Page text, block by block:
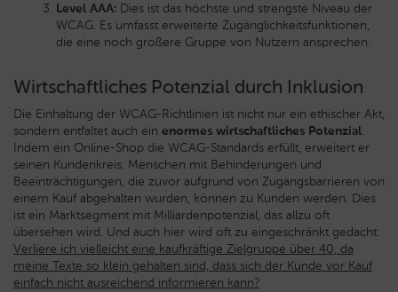
Level AAA: Dies ist das höchste und strengste Niveau der
WCAG. Es umfasst erweiterte Zugänglichkeitsfunktionen,
die eine noch größere Gruppe von Nutzern ansprechen.
Wirtschaftliches Potenzial durch Inklusion
Die Einhaltung der WCAG-Richtlinien ist nicht nur ein ethischer Akt,
sondern entfaltet auch ein enormes wirtschaftliches Potenzial.
Indem ein Online-Shop die WCAG-Standards erfüllt, erweitert er
seinen Kundenkreis. Menschen mit Behinderungen und
Beeinträchtigungen, die zuvor aufgrund von Zugangsbarrieren von
einem Kauf abgehalten wurden, können zu Kunden werden. Dies
ist ein Marktsegment mit Milliardenpotenzial, das allzu oft
übersehen wird. Und auch hier wird oft zu eingeschränkt gedacht:
Verliere ich vielleicht eine kaufkräftige Zielgruppe über 40, da
meine Texte so klein gehalten sind, dass sich der Kunde vor Kauf
einfach nicht ausreichend informieren kann?